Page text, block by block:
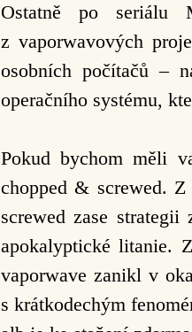
Ostatně po seriálu
z vaporwavových
osobních počítačů –
operačního systému,
Pokud bychom měli
chopped & screwed.
screwed zase
apokalyptickélitanie.
vaporwave zanikl v
s krátkodechým